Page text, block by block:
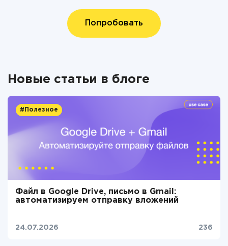
Попробовать
Новые статьи в блоге
#Полезное
Файл в Google Drive, письмо в Gmail:
автоматизируем отправку вложений
24.07.2026 236